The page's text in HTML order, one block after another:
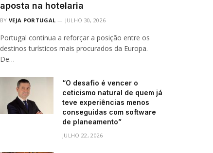
aposta na hotelaria
BY VEJA PORTUGAL JULHO 30, 2026
Portugal continua a reforçar a posição entre os
destinos turísticos mais procurados da Europa.
De…
“O desafio é vencer o
ceticismo natural de quem já
teve experiências menos
conseguidas com software
de planeamento”
JULHO 22, 2026